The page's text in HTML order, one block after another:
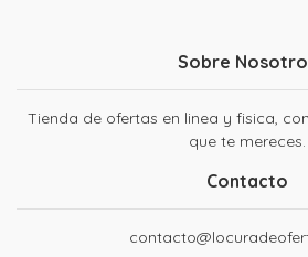
Sobre
Tienda de ofertas en linea y fisica,
que te mereces.
Contacto